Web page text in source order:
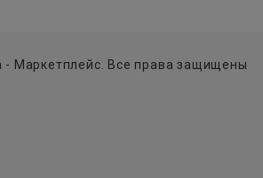
- Маркетплейс. Все права защищены